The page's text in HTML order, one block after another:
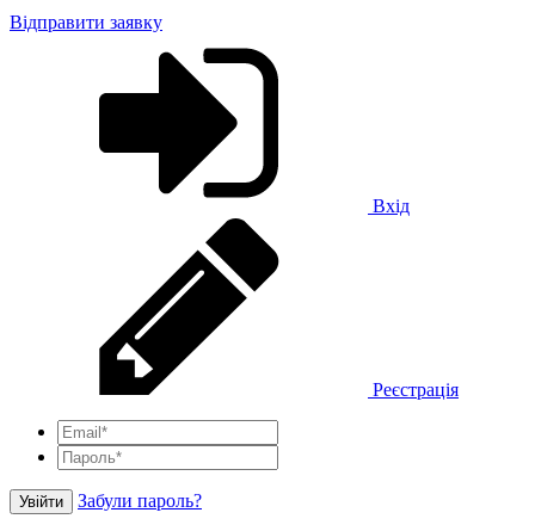
Відправити заявку
Вхід
Реєстрація
Увійти Забули пароль?